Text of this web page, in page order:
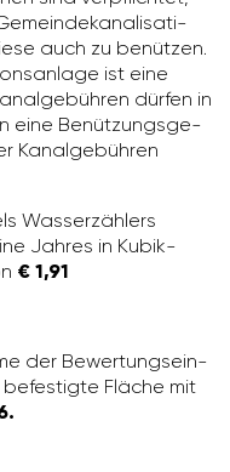
auch zu benützen.
ist eine
dürfen in
eine Benüt­zungs­ge­
Kanal­ge­bühren
Wasser­zäh­lers
Jahres in Kubik­
€ 1,91
der Bewer­tungs­ein­
Fläche mit